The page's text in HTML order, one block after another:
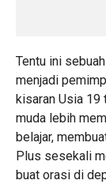
Tentu ini
menjadi
kisaran Usia 19
muda lebih
belajar,
Plus sesekali
buat orasi di